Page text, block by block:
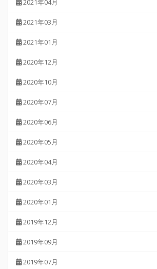
2021年04月
2021年03月
2021年01月
2020年12月
2020年10月
2020年07月
2020年06月
2020年05月
2020年04月
2020年03月
2020年01月
2019年12月
2019年09月
2019年07月